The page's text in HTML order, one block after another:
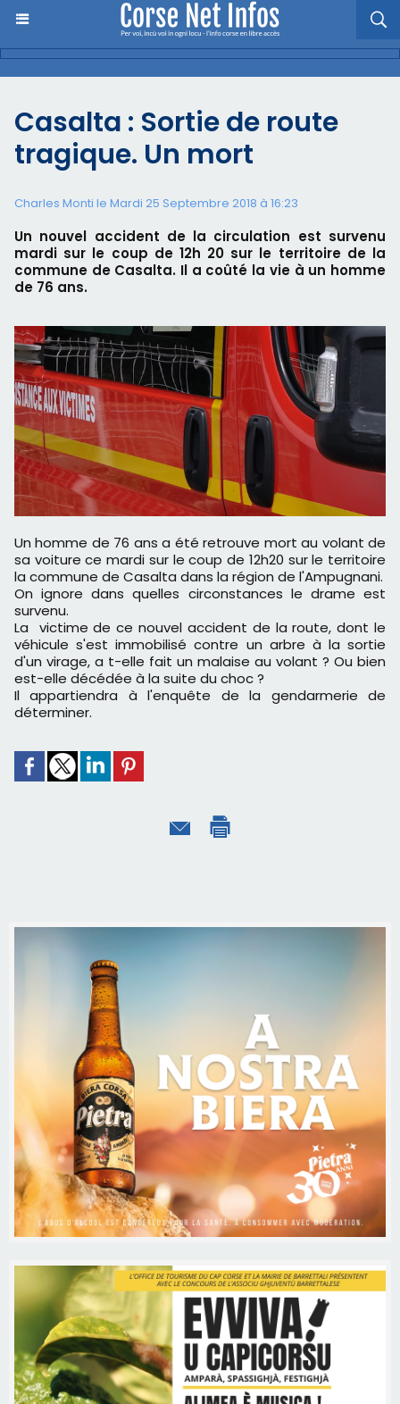
Casalta : Sortie de route
tragique. Un mort
Charles Monti le Mardi 25 Septembre 2018 à 16:23
Un nouvel accident de la circulation est survenu
mardi sur le coup de 12h 20 sur le territoire de la
commune de Casalta. Il a coûté la vie à un homme
de 76 ans.
Un homme de 76 ans a été retrouve mort au volant de
sa voiture ce mardi sur le coup de 12h20 sur le territoire
la commune de Casalta dans la région de l'Ampugnani.
On ignore dans quelles circonstances le drame est
survenu.
La victime de ce nouvel accident de la route, dont le
véhicule s'est immobilisé contre un arbre à la sortie
d'un virage, a t-elle fait un malaise au volant ? Ou bien
est-elle décédée à la suite du choc ?
Il appartiendra à l'enquête de la gendarmerie de
déterminer.